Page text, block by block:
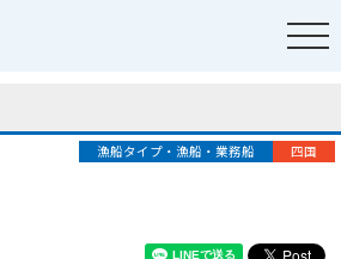
漁船タイプ・漁船・業務船 四国